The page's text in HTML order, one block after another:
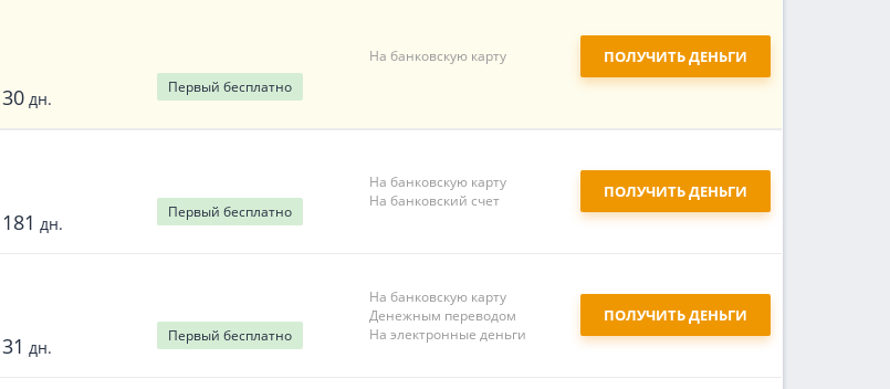
30 дн.
Первый бесплатно
На банковскую карту ПОЛУЧИТЬ ДЕНЬГИ
181 дн.
Первый бесплатно
На банковскую карту
На банковский счет
ПОЛУЧИТЬ ДЕНЬГИ
31 дн.
Первый бесплатно
На банковскую карту
Денежным переводом
На электронные деньги
ПОЛУЧИТЬ ДЕНЬГИ